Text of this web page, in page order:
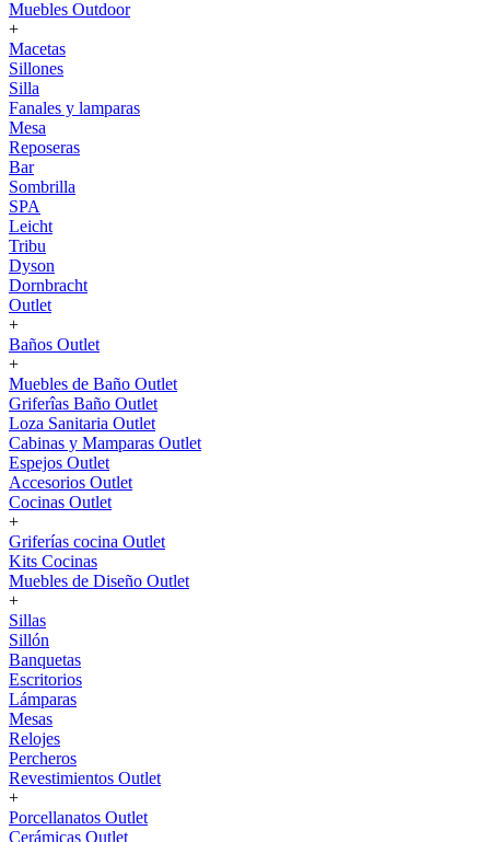
Muebles Outdoor
+
Macetas
Sillones
Silla
Fanales y lamparas
Mesa
Reposeras
Bar
Sombrilla
SPA
Leicht
Tribu
Dyson
Dornbracht
Outlet
+
Baños Outlet
+
Muebles de Baño Outlet
Griferîas Baño Outlet
Loza Sanitaria Outlet
Cabinas y Mamparas Outlet
Espejos Outlet
Accesorios Outlet
Cocinas Outlet
+
Griferías cocina Outlet
Kits Cocinas
Muebles de Diseño Outlet
+
Sillas
Sillón
Banquetas
Escritorios
Lámparas
Mesas
Relojes
Percheros
Revestimientos Outlet
+
Porcellanatos Outlet
Cerámicas Outlet